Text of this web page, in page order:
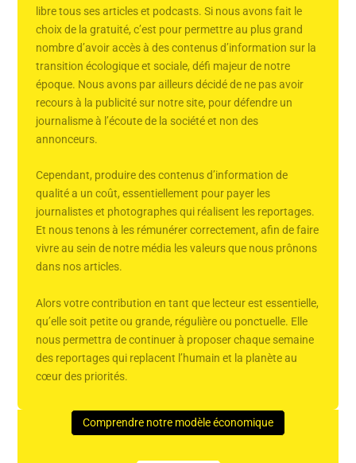
libre tous ses articles et podcasts. Si nous avons fait le
choix de la gratuité, c’est pour permettre au plus grand
nombre d’avoir accès à des contenus d’information sur la
transition écologique et sociale, défi majeur de notre
époque. Nous avons par ailleurs décidé de ne pas avoir
recours à la publicité sur notre site, pour défendre un
journalisme à l’écoute de la société et non des
annonceurs.
Cependant, produire des contenus d’information de
qualité a un coût, essentiellement pour payer les
journalistes et photographes qui réalisent les reportages.
Et nous tenons à les rémunérer correctement, afin de faire
vivre au sein de notre média les valeurs que nous prônons
dans nos articles.
Alors votre contribution en tant que lecteur est essentielle,
qu’elle soit petite ou grande, régulière ou ponctuelle. Elle
nous permettra de continuer à proposer chaque semaine
des reportages qui replacent l’humain et la planète au
cœur des priorités.
Comprendre notre modèle économique